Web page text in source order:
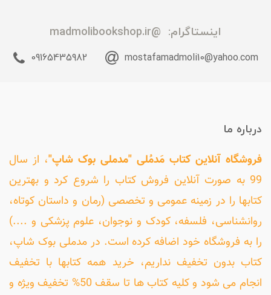
اینستاگرام: @madmolibookshop.ir
mostafamadmoli10@yahoo.com
09165435982
درباره ما
فروشگاه آنلاین کتاب مَدمُلی "مدملی بوک شاپ"، از سال
99 به صورت آنلاین فروش کتاب را شروع کرد و بهترین
کتابها را در زمینه عمومی و تخصصی (رمان و داستان کوتاه،
روانشناسی، فلسفه، کودک و نوجوان، علوم پزشکی و ....)
را به فروشگاه خود اضافه کرده است. در مدملی بوک شاپ،
کتاب بدون تخفیف نداریم، خرید همه کتابها با تخفیف
انجام می شود و کلیه کتاب ها تا سقف 50% تخفیف ویژه و